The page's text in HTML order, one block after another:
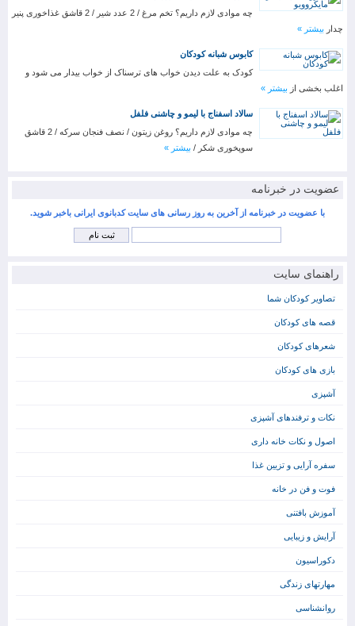
چه موادی لازم داریم؟ تخم مرغ / 2 عدد شیر / 2 قاشق غذاخوری پنیر
چدار بیشتر »
کابوس شبانه کودکان
کودک به علت دیدن خواب های ترسناک از خواب بیدار می شود و
اغلب بخشی از بیشتر »
سالاد اسفناج با لیمو و چاشنی فلفل
چه موادی لازم داریم؟ روغن زیتون / نصف فنجان سرکه / 2 قاشق
سوپخوری شکر / بیشتر »
عضویت در خبرنامه
با عضویت در خبرنامه از آخرین به روز رسانی های سایت کدبانوی ایرانی باخبر شوید.
راهنمای سایت
تصاویر کودکان شما
قصه های کودکان
شعرهای کودکان
بازی های کودکان
آشپزی
نکات و ترفندهای آشپزی
اصول و نکات خانه داری
سفره آرایی و تزیین غذا
فوت و فن در خانه
آموزش بافتنی
آرایش و زیبایی
دکوراسیون
مهارتهای زندگی
روانشناسی